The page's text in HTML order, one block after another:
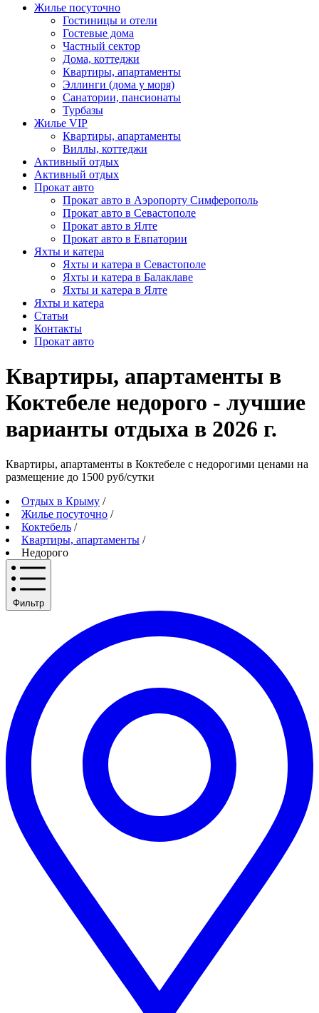
Жилье посуточно
Гостиницы и отели
Гостевые дома
Частный сектор
Дома, коттеджи
Квартиры, апартаменты
Эллинги (дома у моря)
Санатории, пансионаты
Турбазы
Жилье VIP
Квартиры, апартаменты
Виллы, коттеджи
Активный отдых
Активный отдых
Прокат авто
Прокат авто в Аэропорту Симферополь
Прокат авто в Севастополе
Прокат авто в Ялте
Прокат авто в Евпатории
Яхты и катера
Яхты и катера в Севастополе
Яхты и катера в Балаклаве
Яхты и катера в Ялте
Яхты и катера
Статьи
Контакты
Прокат авто
Квартиры, апартаменты в
Коктебеле недорого - лучшие
варианты отдыха в 2026 г.
Квартиры, апартаменты в Коктебеле c недорогими ценами на
размещение до 1500 руб/сутки
Отдых в Крыму /
Жилье посуточно /
Коктебель /
Квартиры, апартаменты /
Недорого
Фильтр